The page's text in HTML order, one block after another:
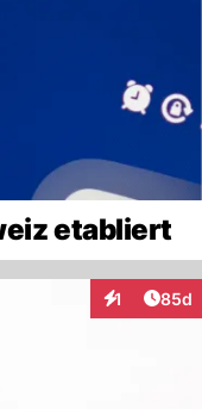
etabliert
1
Interaktionen
85d